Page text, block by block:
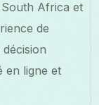
Africa et
de
en ligne et